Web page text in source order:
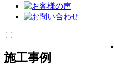
施工事例